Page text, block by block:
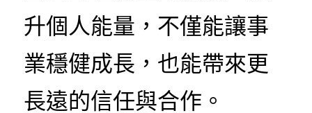
升個人能量，不僅能讓事
業穩健成長，也能帶來更
長遠的信任與合作。